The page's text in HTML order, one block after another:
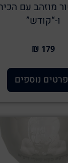
מוזהב עם
ו-“קודש”
179 ₪
נוספים